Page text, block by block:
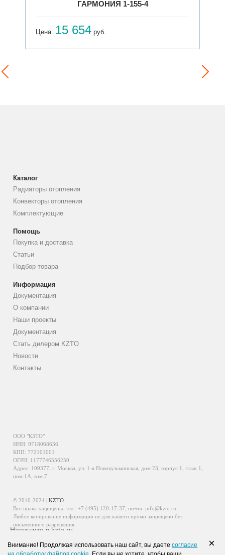
ГАРМОНИЯ 1-155-4
Цена: 15 654 руб.
Каталог
Радиаторы отопления
Конвекторы отопления
Комплектующие
Помощь
Покупка и доставка
Статьи
Подбор товара
Информация
Документация
О компании
Наши проекты
Документация
Стать дилером KZTO
Новости
Контакты
ООО "КЗТО"
ИНН: 9718068636
КПП: 772101001
ОГРН: 1177746556250
Адрес: 109377, г. Москва, ул. 1-я Новокузьминская, дом 23, корпус 1, этаж 1,
пом.1А, ком.7
© 2010-2024 |KZTO
Все права защищены. тел.: +7 (495) 120-17-37 , почта: info@kzto.ru
Любое копирование информации не для нашего промо запрещено без
письменного разрешения.
Информация, размещенная на сайте, не является публичной офертой.
Политика обработки персональных данных
Напишите в kzto.ru
×
Внимание! Продолжая использовать наш сайт, вы даете согласие